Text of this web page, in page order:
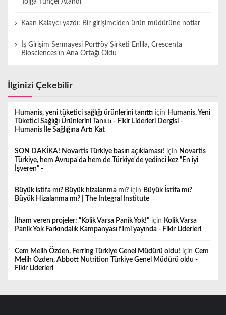
Kaan Kalaycı yazdı: Bir girişimciden ürün müdürüne notlar
İş Girişim Sermayesi Portföy Şirketi Enlila, Crescenta
Biosciences’ın Ana Ortağı Oldu
İlginizi Çekebilir
Humanis, yeni tüketici sağlığı ürünlerini tanıttı için Humanis, Yeni
Tüketici Sağlığı Ürünlerini Tanıttı - Fikir Liderleri Dergisi -
Humanis İle Sağlığına Artı Kat
SON DAKİKA! Novartis Türkiye basın açıklaması! için Novartis
Türkiye, hem Avrupa'da hem de Türkiye'de yedinci kez “En iyi
İşveren” -
Büyük istifa mı? Büyük hizalanma mı? için Büyük İstifa mı?
Büyük Hizalanma mı? | The Integral Institute
İlham veren projeler: “Kolik Varsa Panik Yok!” için Kolik Varsa
Panik Yok Farkındalık Kampanyası filmi yayında - Fikir Liderleri
Cem Melih Özden, Ferring Türkiye Genel Müdürü oldu! için Cem
Melih Özden, Abbott Nutrition Türkiye Genel Müdürü oldu -
Fikir Liderleri